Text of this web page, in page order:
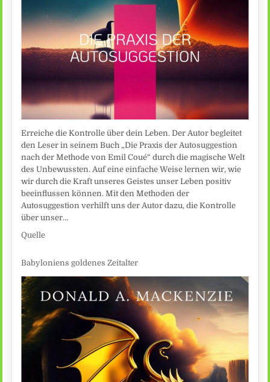
Erreiche die Kontrolle über dein Leben. Der Autor begleitet
den Leser in seinem Buch „Die Praxis der Autosuggestion
nach der Methode von Emil Coué“ durch die magische Welt
des Unbewussten. Auf eine einfache Weise lernen wir, wie
wir durch die Kraft unseres Geistes unser Leben positiv
beeinflussen können. Mit den Methoden der
Autosuggestion verhilft uns der Autor dazu, die Kontrolle
über unser…
Quelle
Babyloniens goldenes Zeitalter